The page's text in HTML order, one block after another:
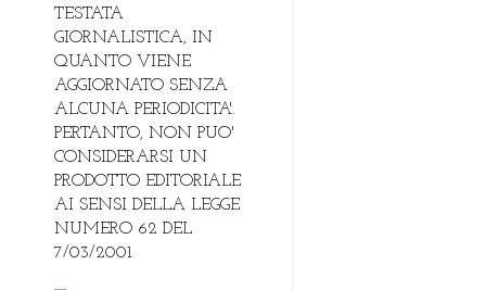
TESTATA
GIORNALISTICA, IN
QUANTO VIENE
AGGIORNATO SENZA
ALCUNA PERIODICITA'.
PERTANTO, NON PUO'
CONSIDERARSI UN
PRODOTTO EDITORIALE
AI SENSI DELLA LEGGE
NUMERO 62 DEL
7/03/2001